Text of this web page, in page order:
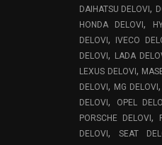
DAIHATSU DELOVI,
HONDA DELOVI,
DELOVI, IVECO
DELOVI, LADA
LEXUS DELOVI,
DELOVI, MG DELOVI,
DELOVI, OPEL
PORSCHE DELOVI,
DELOVI,SEAT